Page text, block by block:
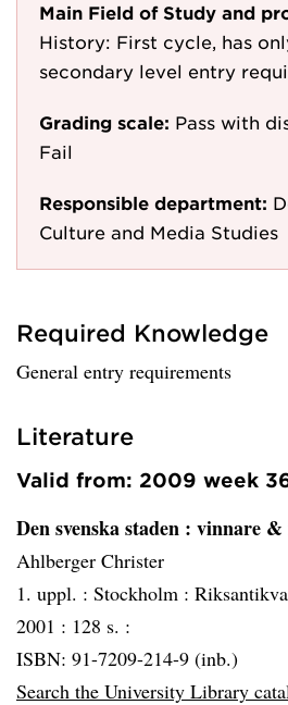
Main Field of Study and
History: First cycle, has
secondary level entry
Grading scale: Pass with
Fail
Responsible department:
Culture and Media Studies
Required Knowledge
General entry requirements
Literature
Valid from: 2009 week
Den svenska staden : vinnare
Ahlberger Christer
1. uppl. : Stockholm :
2001 : 128 s. :
ISBN: 91-7209-214-9 (inb.)
Search the University Library